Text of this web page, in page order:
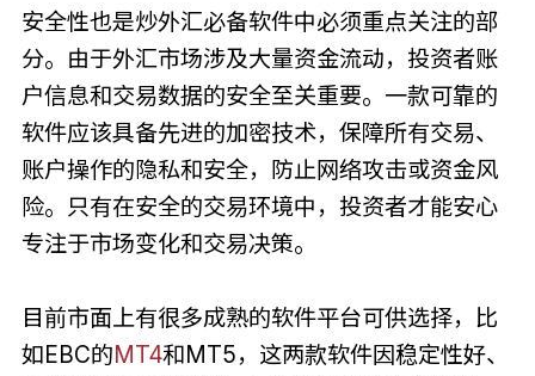
安全性也是炒外汇必备软件中必须重点关注的部
分。由于外汇市场涉及大量资金流动，投资者账
户信息和交易数据的安全至关重要。一款可靠的
软件应该具备先进的加密技术，保障所有交易、
账户操作的隐私和安全，防止网络攻击或资金风
险。只有在安全的交易环境中，投资者才能安心
专注于市场变化和交易决策。
目前市面上有很多成熟的软件平台可供选择，比
如EBC的MT4和MT5，这两款软件因稳定性好、